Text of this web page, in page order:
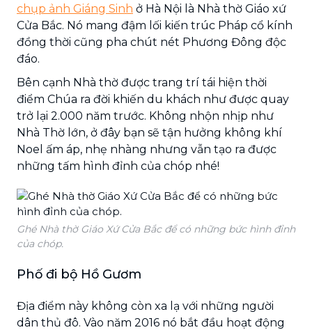
chụp ảnh Giáng Sinh ở Hà Nội là Nhà thờ Giáo xứ
Cửa Bắc. Nó mang đậm lối kiến trúc Pháp cổ kính
đồng thời cũng pha chút nét Phương Đông độc
đáo.
Bên cạnh Nhà thờ được trang trí tái hiện thời
điểm Chúa ra đời khiến du khách như được quay
trở lại 2.000 năm trước. Không nhộn nhịp như
Nhà Thờ lớn, ở đây bạn sẽ tận hưởng không khí
Noel ấm áp, nhẹ nhàng nhưng vẫn tạo ra được
những tấm hình đỉnh của chóp nhé!
Ghé Nhà thờ Giáo Xứ Cửa Bắc để có những bức hình đỉnh
của chóp.
Phố đi bộ Hồ Gươm
Địa điểm này không còn xa lạ với những người
dân thủ đô. Vào năm 2016 nó bắt đầu hoạt động